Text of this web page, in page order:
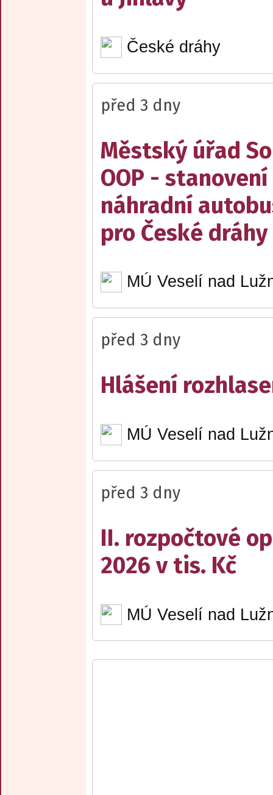
České dráhy
před 3 dny
Městský úřad
OOP -
náhradní
pro České dráhy
MÚ Veselí nad
před 3 dny
Hlášení
MÚ Veselí nad
před 3 dny
II. rozpočtové
2026 v tis. Kč
MÚ Veselí nad